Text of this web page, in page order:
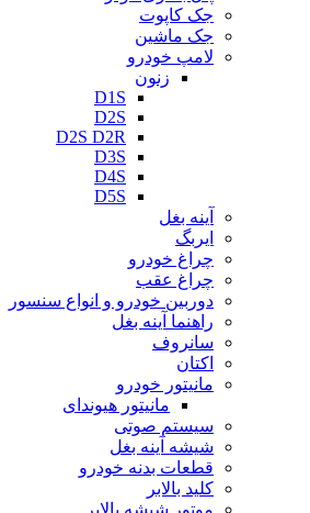
جک کاپوت
جک ماشین
لامپ خودرو
زنون
D1S
D2S
D2S D2R
D3S
D4S
D5S
آینه بغل
ایربگ
چراغ خودرو
چراغ عقب
دوربین خودرو و انواع سنسور
راهنما آینه بغل
سانروف
اکتان
مانیتور خودرو
مانیتور هیوندای
سیستم صوتی
شیشه آینه بغل
قطعات بدنه خودرو
کلید بالابر
موتور شیشه بالابر